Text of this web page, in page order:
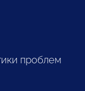
проблем